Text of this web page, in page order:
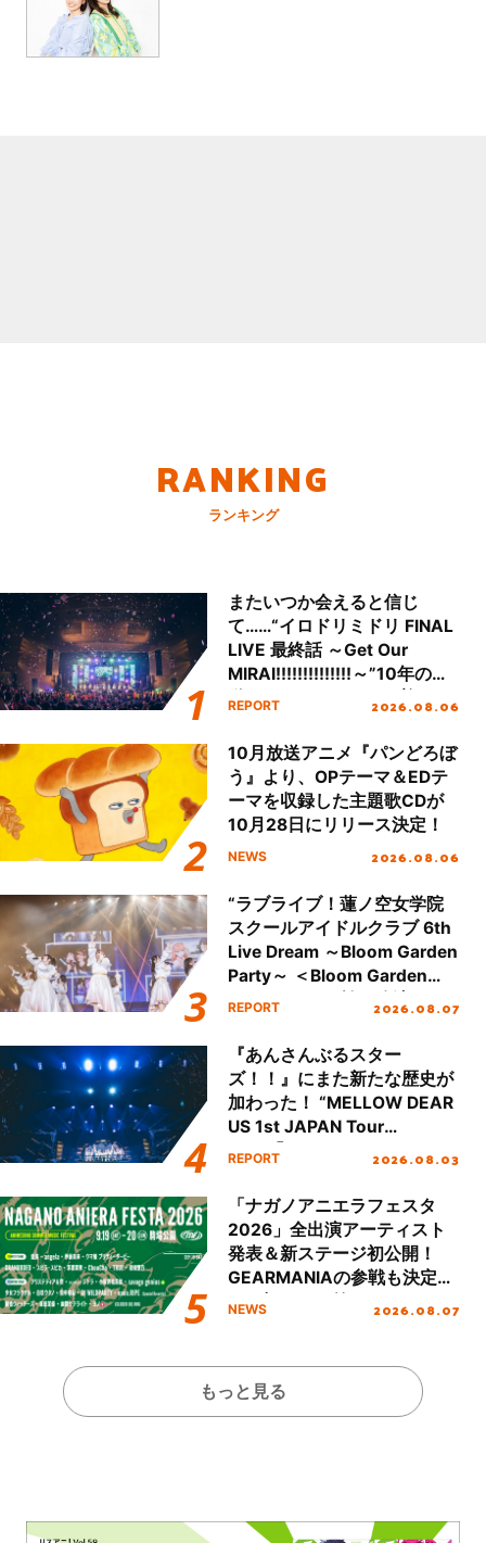
RANKING
ランキング
またいつか会えると信じ
て……“イロドリミドリ FINAL
LIVE 最終話 ～Get Our
MIRAI!!!!!!!!!!!!!!～”10年の活
動を経てファイナルを迎える
REPORT 2026.08.06
10月放送アニメ『パンどろぼ
う』より、OPテーマ＆EDテ
ーマを収録した主題歌CDが
10月28日にリリース決定！
NEWS 2026.08.06
“ラブライブ！蓮ノ空女学院
スクールアイドルクラブ 6th
Live Dream ～Bloom Garden
Party～ ＜Bloom Garden
Party Stage／埼玉公演＞”
REPORT 2026.08.07
『あんさんぶるスター
ズ！！』にまた新たな歴史が
加わった！ “MELLOW DEAR
US 1st JAPAN Tour
Final「NICE to meet YOU
ート!!
REPORT 2026.08.03
「ナガノアニエラフェスタ
2026」全出演アーティスト
発表＆新ステージ初公開！
GEARMANIAの参戦も決定
し、初となる第3ステージの
NEWS 2026.08.07
もっと見る